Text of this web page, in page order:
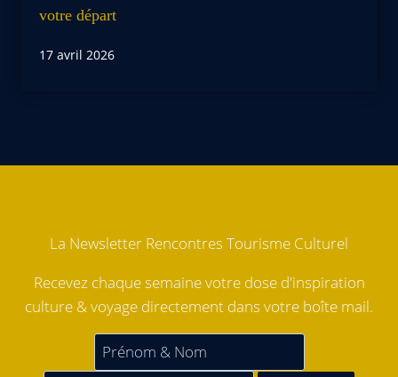
votre départ
17 avril 2026
La Newsletter Rencontres Tourisme Culturel
Recevez chaque semaine votre dose d'inspiration
culture & voyage directement dans votre boîte mail.